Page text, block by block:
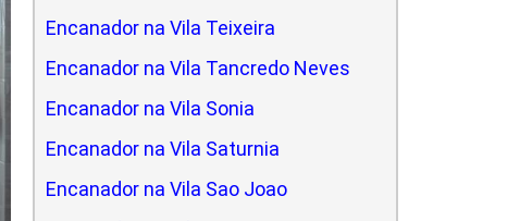
Encanador na Vila Teixeira
Encanador na Vila Tancredo Neves
Encanador na Vila Sonia
Encanador na Vila Saturnia
Encanador na Vila Sao Joao